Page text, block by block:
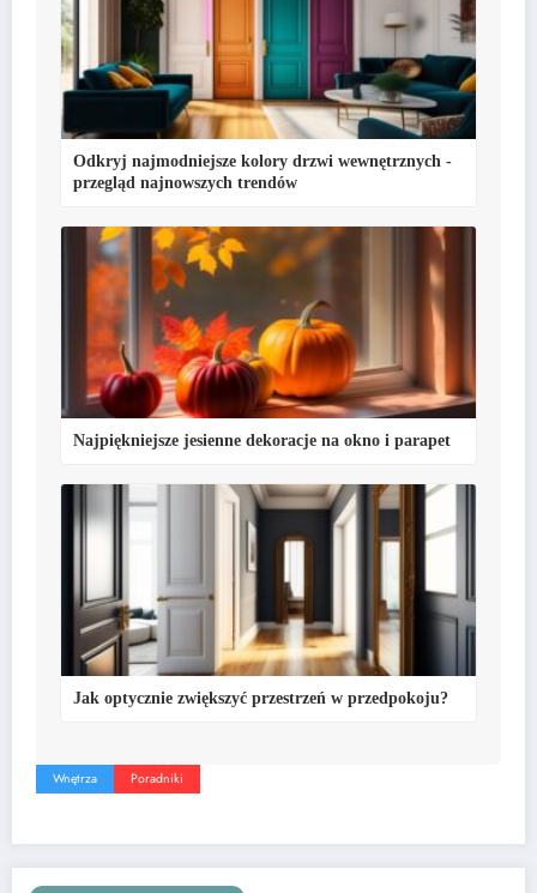
Odkryj najmodniejsze kolory drzwi wewnętrznych -
przegląd najnowszych trendów
Najpiękniejsze jesienne dekoracje na okno i parapet
Jak optycznie zwiększyć przestrzeń w przedpokoju?
Wnętrza Poradniki